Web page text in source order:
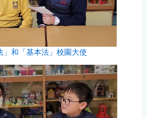
」和「基本法」校園大使